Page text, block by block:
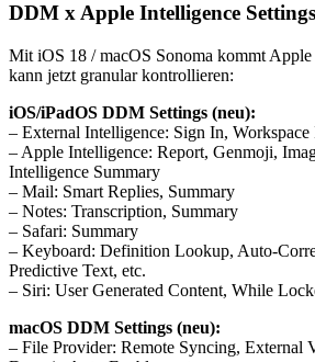
DDM x Apple Intelligence
Mit iOS 18 / macOS Sonoma kommt
kann jetzt granular kontrollieren:
iOS/iPadOS DDM Settings (neu):
– External Intelligence: Sign In, Workspace
– Apple Intelligence: Report, Genmoji,
Intelligence Summary
– Mail: Smart Replies, Summary
– Notes: Transcription, Summary
– Safari: Summary
– Keyboard: Definition Lookup, Auto-
Predictive Text, etc.
– Siri: User Generated Content, While
macOS DDM Settings (neu):
– File Provider: Remote Syncing, External